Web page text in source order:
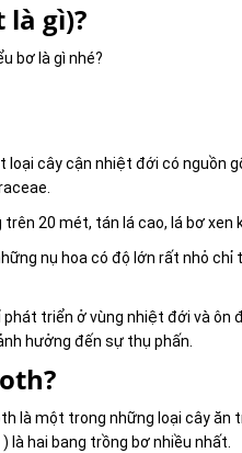
là gì)?
bơ là gì nhé?
cây cận nhiệt đới có nguồn
20 mét, tán lá cao, lá bơ
nụ hoa có độ lớn rất nhỏ
triển ở vùng nhiệt đới và ôn
hưởng đến sự thụ phấn.
là một trong những loại cây ăn
là hai bang trồng bơ nhiều nhất.